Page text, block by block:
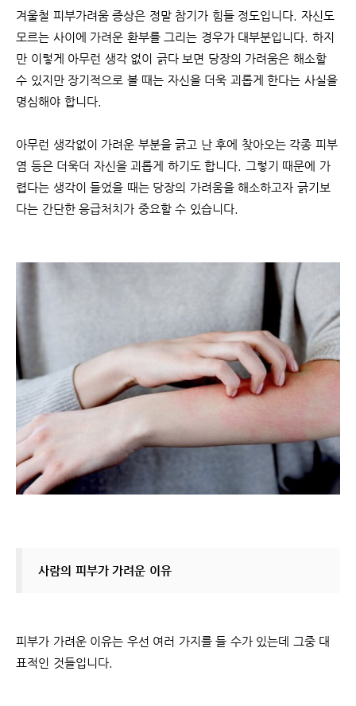
겨울철 피부가려움 증상은 정말 참기가 힘들 정도입니다. 자신도
모르는 사이에 가려운 환부를 그리는 경우가 대부분입니다. 하지
만 이렇게 아무런 생각 없이 긁다 보면 당장의 가려움은 해소할
수 있지만 장기적으로 볼 때는 자신을 더욱 괴롭게 한다는 사실을
명심해야 합니다.
아무런 생각없이 가려운 부분을 긁고 난 후에 찾아오는 각종 피부
염 등은 더욱더 자신을 괴롭게 하기도 합니다. 그렇기 때문에 가
렵다는 생각이 들었을 때는 당장의 가려움을 해소하고자 긁기보
다는 간단한 응급처치가 중요할 수 있습니다.
사람의 피부가 가려운 이유
피부가 가려운 이유는 우선 여러 가지를 들 수가 있는데 그중 대
표적인 것들입니다.